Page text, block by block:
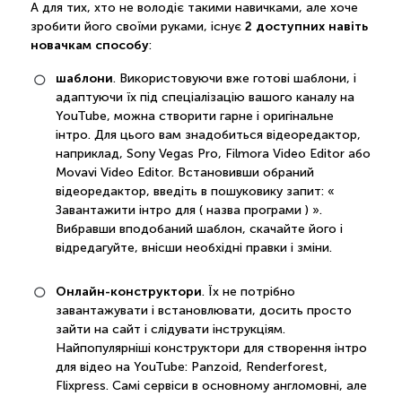
А для тих, хто не володіє такими навичками, але хоче
зробити його своїми руками, існує 2 доступних навіть
новачкам способу:
шаблони. Використовуючи вже готові шаблони, і
адаптуючи їх під спеціалізацію вашого каналу на
YouTube, можна створити гарне і оригінальне
інтро. Для цього вам знадобиться відеоредактор,
наприклад, Sony Vegas Pro, Filmora Video Editor або
Movavi Video Editor. Встановивши обраний
відеоредактор, введіть в пошуковику запит: «
Завантажити інтро для ( назва програми ) ».
Вибравши вподобаний шаблон, скачайте його і
відредагуйте, внісши необхідні правки і зміни.
Онлайн-конструктори. Їх не потрібно
завантажувати і встановлювати, досить просто
зайти на сайт і слідувати інструкціям.
Найпопулярніші конструктори для створення інтро
для відео на YouTube: Panzoid, Renderforest,
Flixpress. Самі сервіси в основному англомовні, але